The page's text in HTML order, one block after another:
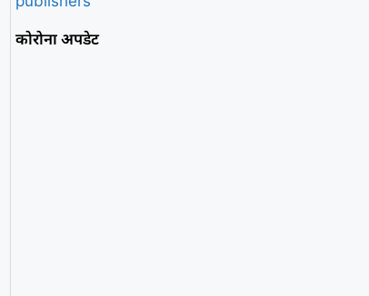
कोरोना अपडेट